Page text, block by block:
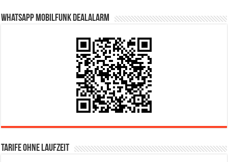
WhatsApp Mobilfunk DealAlarm
Tarife ohne Laufzeit